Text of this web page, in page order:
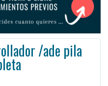
/ade pila